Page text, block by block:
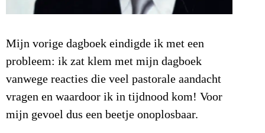
Mijn vorige dagboek eindigde ik met een
probleem: ik zat klem met mijn dagboek
vanwege reacties die veel pastorale aandacht
vragen en waardoor ik in tijdnood kom! Voor
mijn gevoel dus een beetje onoplosbaar.